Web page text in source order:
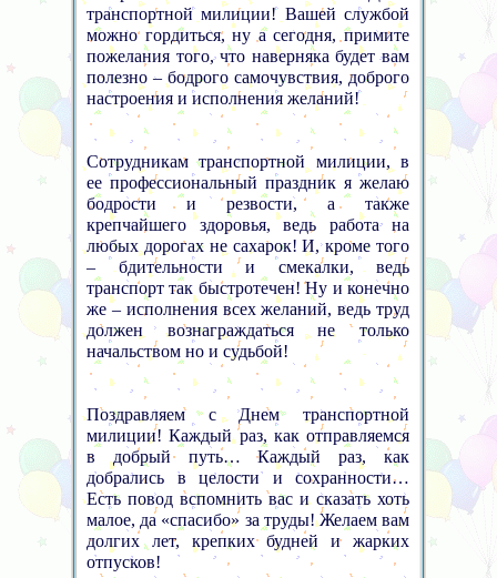
транспортной милиции! Вашей службой
можно гордиться, ну а сегодня, примите
пожелания того, что наверняка будет вам
полезно – бодрого самочувствия, доброго
настроения и исполнения желаний!
Сотрудникам транспортной милиции, в
ее профессиональный праздник я желаю
бодрости и резвости, а также
крепчайшего здоровья, ведь работа на
любых дорогах не сахарок! И, кроме того
– бдительности и смекалки, ведь
транспорт так быстротечен! Ну и конечно
же – исполнения всех желаний, ведь труд
должен вознаграждаться не только
начальством но и судьбой!
Поздравляем с Днем транспортной
милиции! Каждый раз, как отправляемся
в добрый путь… Каждый раз, как
добрались в целости и сохранности…
Есть повод вспомнить вас и сказать хоть
малое, да «спасибо» за труды! Желаем вам
долгих лет, крепких будней и жарких
отпусков!